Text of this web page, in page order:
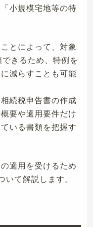
小規模宅地等の特
とによって、対象
きるため、特例を
減らすことも可能
続税申告書の作成
要や適用要件だけ
いる書類を把握す
適用を受けるため
て解説します。